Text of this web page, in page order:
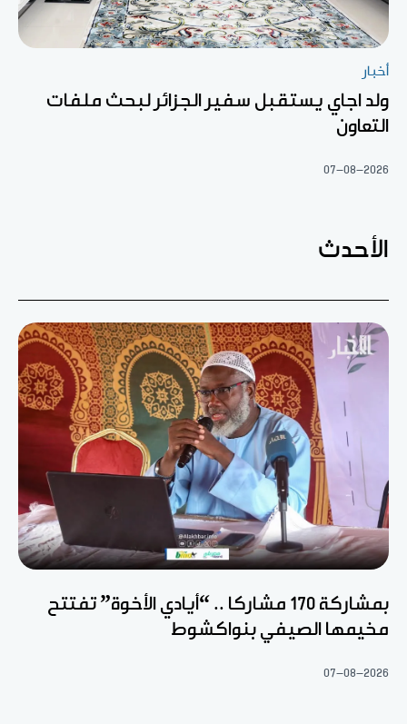
أخبار
ولد اجاي يستقبل سفير الجزائر لبحث ملفات
التعاون
07-08-2026
الأحدث
بمشاركة 170 مشاركا .. “أيادي الأخوة” تفتتح
مخيمها الصيفي بنواكشوط
07-08-2026